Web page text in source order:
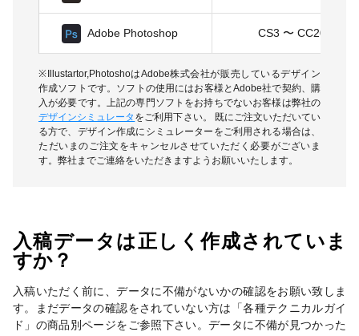
Adobe Photoshop CS3 〜 CC2025
※Illustartor,PhotoshoはAdobe株式会社が販売しているデザイン
作成ソフトです。ソフトの使用にはお客様とAdobe社で契約、購
入が必要です。上記の専門ソフトをお持ちでないお客様は弊社の
デザインシミュレータ をご利用下さい。 既にご注文いただいてい
る方で、デザイン作成にシミュレーターをご利用される場合は、
ただいまのご注文をキャンセルさせていただく必要がございま
す。弊社までご連絡をいただきますようお願いいたします。
入稿データは正しく作成されていま
すか？
入稿いただく前に、データに不備がないかの確認をお願い致しま
す。まだデータの確認をされていない方は「各種テクニカルガイ
ド」の商品別ページをご参照下さい。データに不備が見つかった